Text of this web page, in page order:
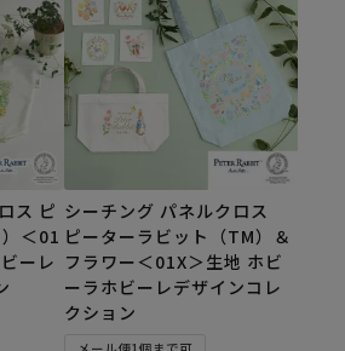
ス ピ
＜01
ーレ
シーチング パネルクロス
ピーターラビット（TM）＆
フラワー＜01X＞生地 ホビ
ーラホビーレデザインコレ
クション